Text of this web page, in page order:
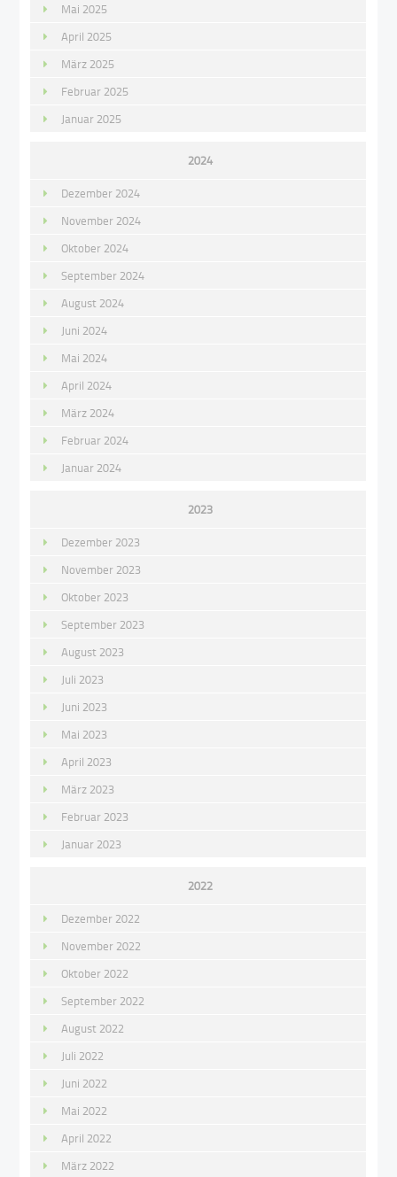
Mai 2025
April 2025
März 2025
Februar 2025
Januar 2025
2024
Dezember 2024
November 2024
Oktober 2024
September 2024
August 2024
Juni 2024
Mai 2024
April 2024
März 2024
Februar 2024
Januar 2024
2023
Dezember 2023
November 2023
Oktober 2023
September 2023
August 2023
Juli 2023
Juni 2023
Mai 2023
April 2023
März 2023
Februar 2023
Januar 2023
2022
Dezember 2022
November 2022
Oktober 2022
September 2022
August 2022
Juli 2022
Juni 2022
Mai 2022
April 2022
März 2022